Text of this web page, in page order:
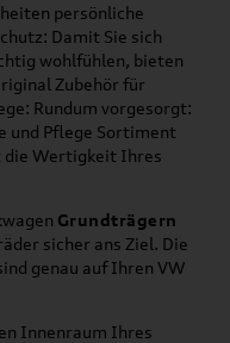
persönliche
Damit Sie sich
wohlfühlen, bieten
Zubehör für
Rundum vorgesorgt:
und Pflege Sortiment
die Wertigkeit Ihres
Grundträgern
sicher ans Ziel. Die
genau auf Ihren VW
Innenraum Ihres